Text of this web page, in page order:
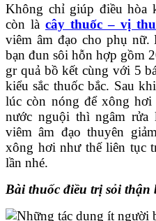
Không chỉ giúp điều hòa
còn là cây thuốc – vị
viêm âm đạo cho phụ nữ.
bạn đun sôi hỗn hợp gồm
gr quả bồ kết cùng với 5
kiểu sắc thuốc bắc. Sau
lúc còn nóng để xông
nước nguội thì ngâm
viêm âm đạo thuyên
xông hơi như thế liên tục
lần nhé.
Bài thuốc điều trị sỏi thận